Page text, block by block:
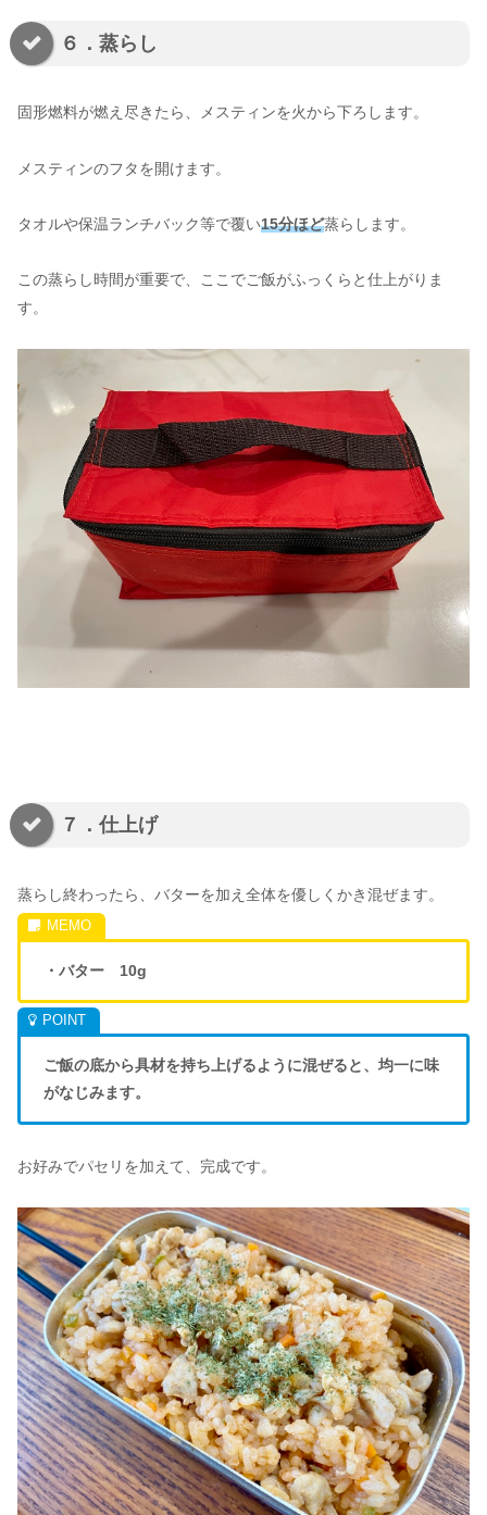
６．蒸らし
固形燃料が燃え尽きたら、メスティンを火から下ろします。
メスティンのフタを開けます。
タオルや保温ランチバック等で覆い15分ほど蒸らします。
この蒸らし時間が重要で、ここでご飯がふっくらと仕上がりま
す。
７．仕上げ
蒸らし終わったら、バターを加え全体を優しくかき混ぜます。
・バター 10g
ご飯の底から具材を持ち上げるように混ぜると、均一に味
がなじみます。
お好みでパセリを加えて、完成です。